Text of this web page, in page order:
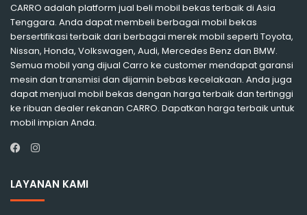
CARRO adalah platform jual beli mobil bekas terbaik di Asia
Tenggara. Anda dapat membeli berbagai mobil bekas
bersertifikasi terbaik dari berbagai merek mobil seperti Toyota,
Nissan, Honda, Volkswagen, Audi, Mercedes Benz dan BMW.
Semua mobil yang dijual Carro ke customer mendapat garansi
mesin dan transmisi dan dijamin bebas kecelakaan. Anda juga
dapat menjual mobil bekas dengan harga terbaik dan tertinggi
ke ribuan dealer rekanan CARRO. Dapatkan harga terbaik untuk
mobil impian Anda.
Instagram
LAYANAN KAMI